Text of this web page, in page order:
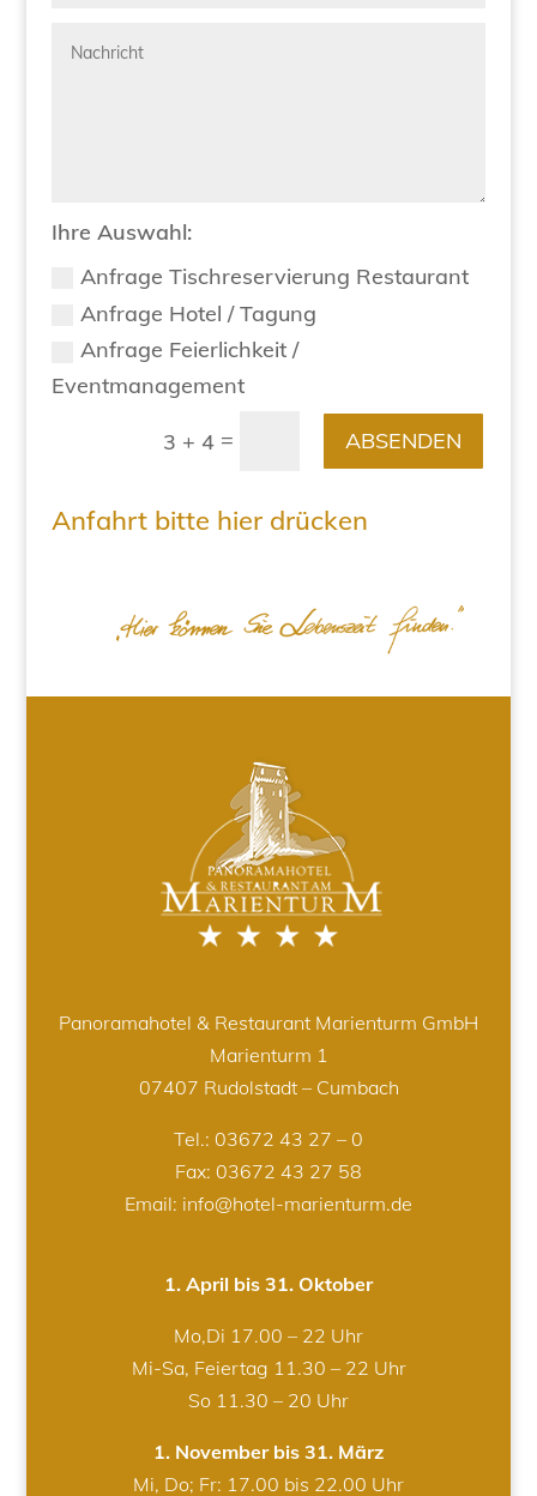
Ihre Auswahl:
Anfrage Tischreservierung Restaurant
Anfrage Hotel / Tagung
Anfrage Feierlichkeit /
Eventmanagement
3 + 4 = ABSENDEN
Anfahrt bitte hier drücken
Panoramahotel & Restaurant Marienturm GmbH
Marienturm 1
07407 Rudolstadt – Cumbach
Tel.: 03672 43 27 – 0
Fax: 03672 43 27 58
Email: info@hotel-marienturm.de
1. April bis 31. Oktober
Mo,Di 17.00 – 22 Uhr
Mi-Sa, Feiertag 11.30 – 22 Uhr
So 11.30 – 20 Uhr
1. November bis 31. März
Mi, Do; Fr: 17.00 bis 22.00 Uhr